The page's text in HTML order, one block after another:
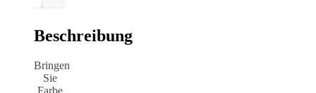
Beschreibung
Bringen
Sie
Farbe